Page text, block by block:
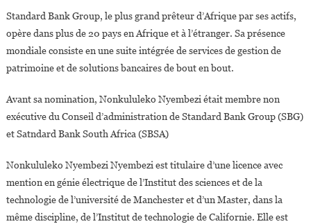
Standard Bank Group, le plus grand prêteur d’Afrique par ses actifs,
opère dans plus de 20 pays en Afrique et à l’étranger. Sa présence
mondiale consiste en une suite intégrée de services de gestion de
patrimoine et de solutions bancaires de bout en bout.
Avant sa nomination, Nonkululeko Nyembezi était membre non
exécutive du Conseil d’administration de Standard Bank Group (SBG)
et Satndard Bank South Africa (SBSA)
Nonkululeko Nyembezi Nyembezi est titulaire d’une licence avec
mention en génie électrique de l’Institut des sciences et de la
technologie de l’université de Manchester et d’un Master, dans la
même discipline, de l’Institut de technologie de Californie. Elle est